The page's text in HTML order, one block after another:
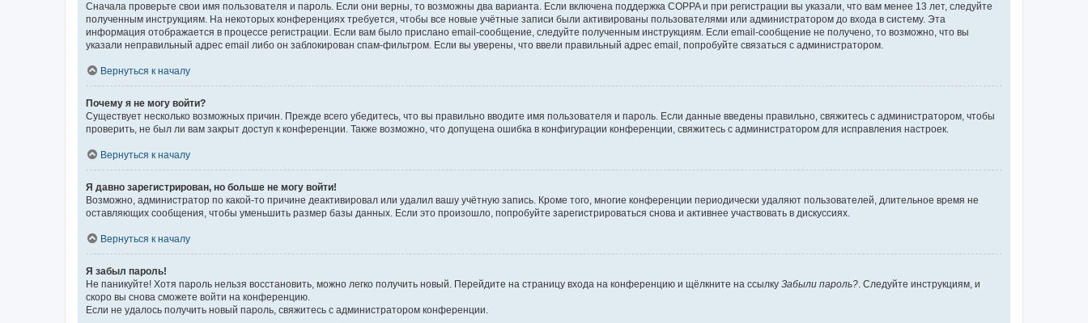
Сначала проверьте свои имя пользователя и пароль. Если они верны, то возможны два варианта. Если включена поддержка COPPA и при регистрации вы указали, что вам менее 13 лет, следуйте
полученным инструкциям. На некоторых конференциях требуется, чтобы все новые учётные записи были активированы пользователями или администратором до входа в систему. Эта
информация отображается в процессе регистрации. Если вам было прислано email-сообщение, следуйте полученным инструкциям. Если email-сообщение не получено, то возможно, что вы
указали неправильный адрес email либо он заблокирован спам-фильтром. Если вы уверены, что ввели правильный адрес email, попробуйте связаться с администратором.
Вернуться к началу
Почему я не могу войти?
Существует несколько возможных причин. Прежде всего убедитесь, что вы правильно вводите имя пользователя и пароль. Если данные введены правильно, свяжитесь с администратором, чтобы
проверить, не был ли вам закрыт доступ к конференции. Также возможно, что допущена ошибка в конфигурации конференции, свяжитесь с администратором для исправления настроек.
Вернуться к началу
Я давно зарегистрирован, но больше не могу войти!
Возможно, администратор по какой-то причине деактивировал или удалил вашу учётную запись. Кроме того, многие конференции периодически удаляют пользователей, длительное время не
оставляющих сообщения, чтобы уменьшить размер базы данных. Если это произошло, попробуйте зарегистрироваться снова и активнее участвовать в дискуссиях.
Вернуться к началу
Я забыл пароль!
Не паникуйте! Хотя пароль нельзя восстановить, можно легко получить новый. Перейдите на страницу входа на конференцию и щёлкните на ссылку Забыли пароль?. Следуйте инструкциям, и
скоро вы снова сможете войти на конференцию.
Если не удалось получить новый пароль, свяжитесь с администратором конференции.